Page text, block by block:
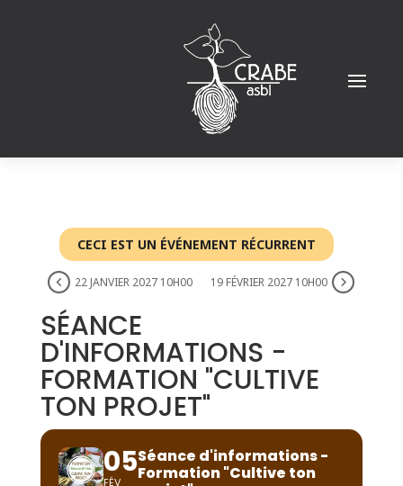
CECI EST UN ÉVÉNEMENT RÉCURRENT
22 JANVIER 2027 10H00 19 FÉVRIER 2027 10H00
SÉANCE
D'INFORMATIONS -
FORMATION "CULTIVE
TON PROJET"
05
FÉV
Séance d'informations -
Formation "Cultive ton